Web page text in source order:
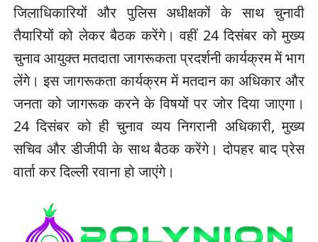
जिलाधिकारियों और पुलिस अधीक्षकों के साथ चुनावी
तैयारियों को लेकर बैठक करेंगे। वहीं 24 दिसंबर को मुख्य
चुनाव आयुक्त मतदाता जागरूकता प्रदर्शनी कार्यक्रम में भाग
लेंगे। इस जागरूकता कार्यक्रम में मतदान का अधिकार और
जनता को जागरूक करने के विषयों पर जोर दिया जाएगा।
24 दिसंबर को ही चुनाव व्यय निगरानी अधिकारी, मुख्य
सचिव और डीजीपी के साथ बैठक करेंगे। दोपहर बाद प्रेस
वार्ता कर दिल्ली रवाना हो जाएंगे।